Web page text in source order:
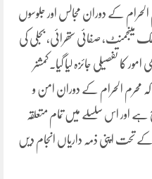
الحرام کے دوران مجالس اور جلوسوں
مینجمنٹ، صفائی ستھرائی، بجلی کی
کا تفصیلی جائزہ لیا گیا۔کمشنر
کہ محرم الحرام کے دوران امن و
اور اس سلسلے میں تمام متعلقہ
تحت اپنی ذمہ داریاں انجام دیں